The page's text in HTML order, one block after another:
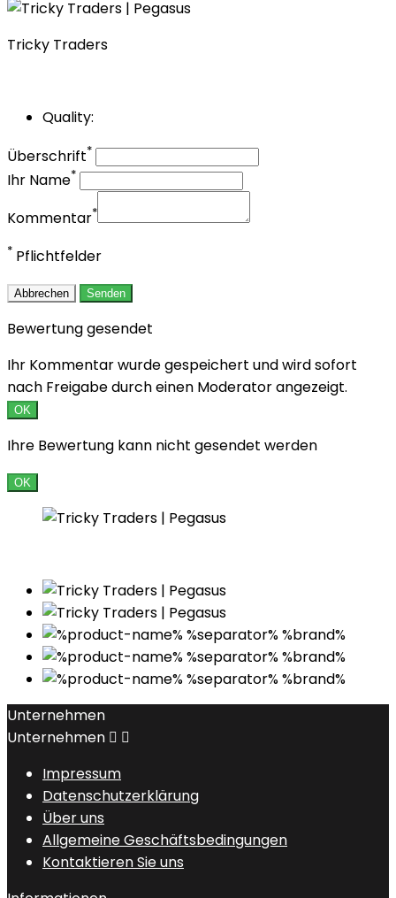
Tricky Traders
Quality:
Überschrift*
Ihr Name*
Kommentar*
* Pflichtfelder
Abbrechen Senden
Bewertung gesendet
Ihr Kommentar wurde gespeichert und wird sofort
nach Freigabe durch einen Moderator angezeigt.
OK
Ihre Bewertung kann nicht gesendet werden
OK
Unternehmen
Unternehmen  
Impressum
Datenschutzerklärung
Über uns
Allgemeine Geschäftsbedingungen
Kontaktieren Sie uns